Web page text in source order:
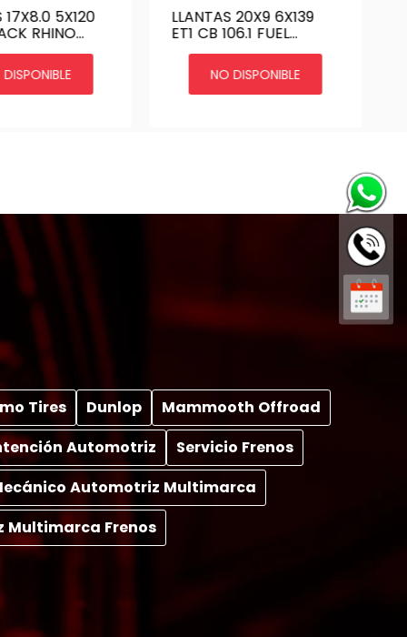
17X8.0 5X120
RHINO
17 5X120 |
LLANTAS 20X9 6X139
ET1 CB 106.1 FUEL
PISTON
NO DISPONIBLE
Tires Dunlop
Mammooth Offroad
Automotriz
Servicio Frenos
Automotriz Multimarca
Multimarca Frenos